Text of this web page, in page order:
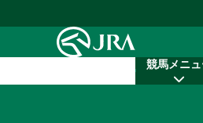
競馬メニ